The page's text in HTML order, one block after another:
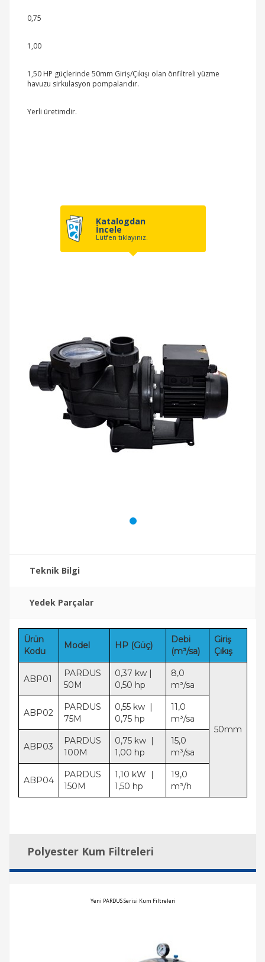
0,75
1,00
1,50 HP güçlerinde 50mm Giriş/Çıkışı olan önfiltreli yüzme
havuzu sirkulasyon pompalarıdır.
Yerli üretimdir.
Katalogdan
İncele
Lütfen tıklayınız.
Teknik Bilgi
Yedek Parçalar
Ürün
Kodu
Model HP (Güç)
Debi
(m³/sa)
Giriş
Çıkış
ABP01
PARDUS
50M
0,37 kw |
0,50 hp
8,0
m³/sa
50mm
ABP02
PARDUS
75M
0,55 kw |
0,75 hp
11,0
m³/sa
ABP03
PARDUS
100M
0,75 kw |
1,00 hp
15,0
m³/sa
ABP04
PARDUS
150M
1,10 kW |
1,50 hp
19,0
m³/h
Polyester Kum Filtreleri
Yeni PARDUS Serisi Kum Filtreleri